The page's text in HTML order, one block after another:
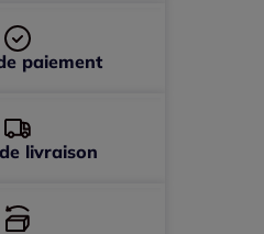
paiement
livraison